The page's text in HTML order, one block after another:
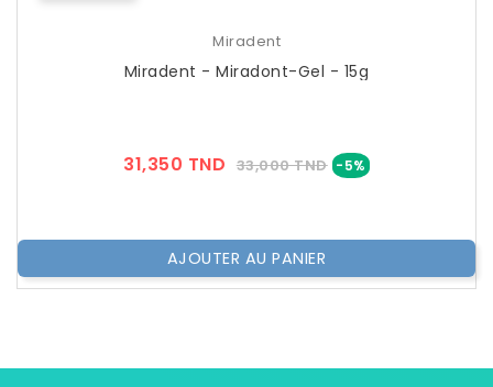
Miradent
Miradent - Miradont-Gel - 15g
31,350 TND Prix
33,000 TND -5% Prix
AJOUTER AU PANIER